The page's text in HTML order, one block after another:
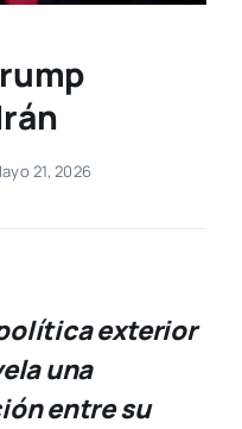
21, 2026
exterior
una
entre su